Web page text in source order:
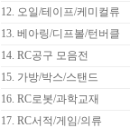
12. 오일/테이프/케미컬류
13. 베아링/디프볼/턴버클
14. RC공구 모음전
15. 가방/박스/스탠드
16. RC로봇/과학교재
17. RC서적/게임/의류